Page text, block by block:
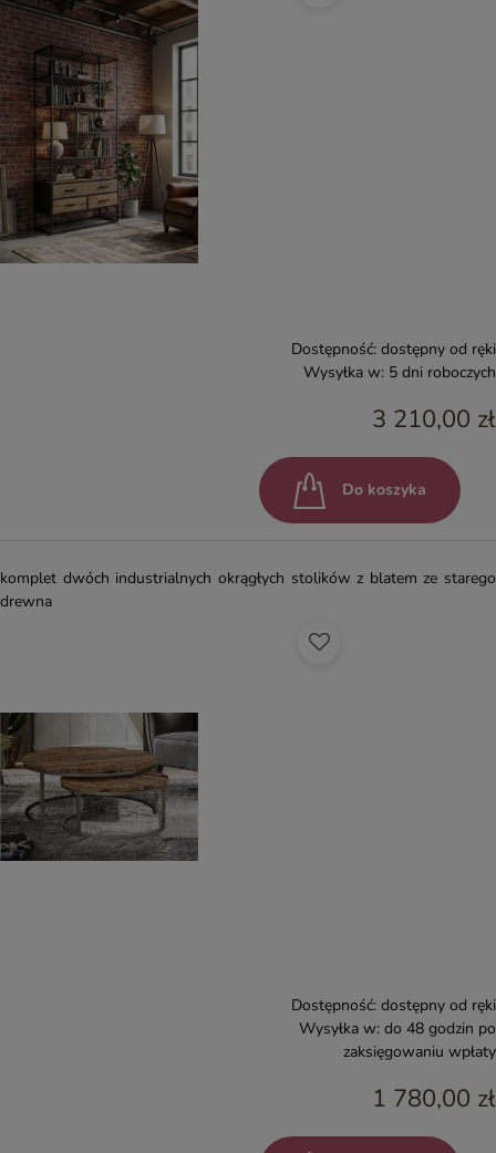
Dostępność: dostępny od ręki
Wysyłka w: 5 dni roboczych
3 210,00 zł
Do koszyka
komplet dwóch industrialnych okrągłych stolików z blatem ze starego
drewna
Dostępność: dostępny od ręki
Wysyłka w: do 48 godzin po
zaksięgowaniu wpłaty
1 780,00 zł